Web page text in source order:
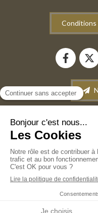
Conditions
©2022 ANM
informatique.